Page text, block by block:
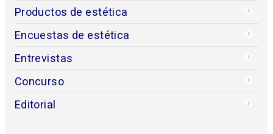
Productos de estética
Encuestas de estética
Entrevistas
Concurso
Editorial